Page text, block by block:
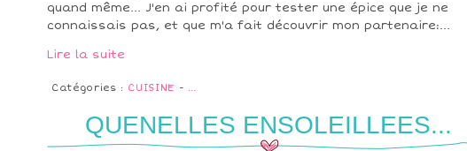
quand même... J'en ai profité pour tester une épice que je ne
connaissais pas, et que m'a fait découvrir mon partenaire:...
Lire la suite
Catégories : CUISINE - …
QUENELLES ENSOLEILLEES...